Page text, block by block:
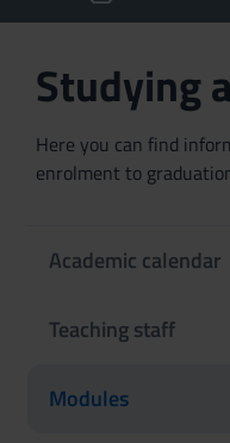
Studying
Here you can find
enrolment to
Academic calendar
Teaching staff
Modules